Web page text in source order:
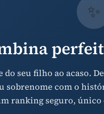
✨
do seu filho ao acaso.
sobrenome com o
ranking seguro,